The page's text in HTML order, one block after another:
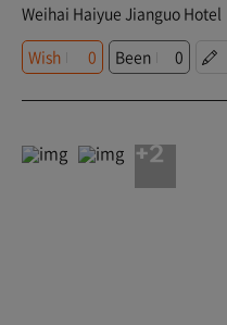
Weihai Haiyue Jianguo Hotel
Wish
0 Been 0
+2